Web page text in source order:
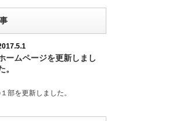
ームページを更新しまし
。
部を更新しました。